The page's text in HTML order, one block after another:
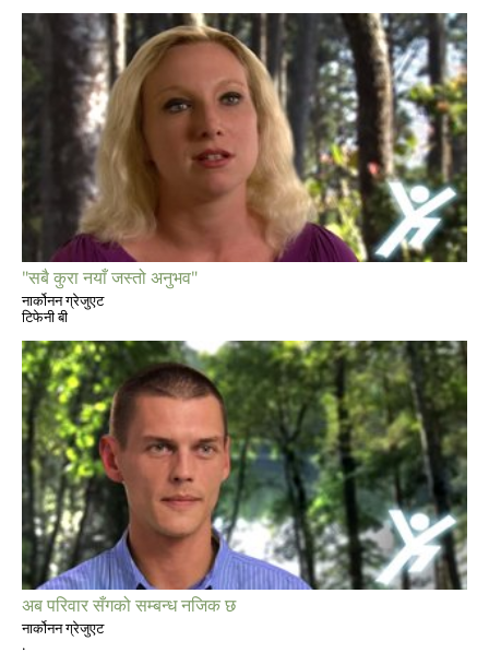
"सबै कुरा नयाँ जस्तो अनुभव"
नार्कोनन ग्रेजुएट
टिफेनी बी
अब परिवार सँगको सम्बन्ध नजिक छ
नार्कोनन ग्रेजुएट
.